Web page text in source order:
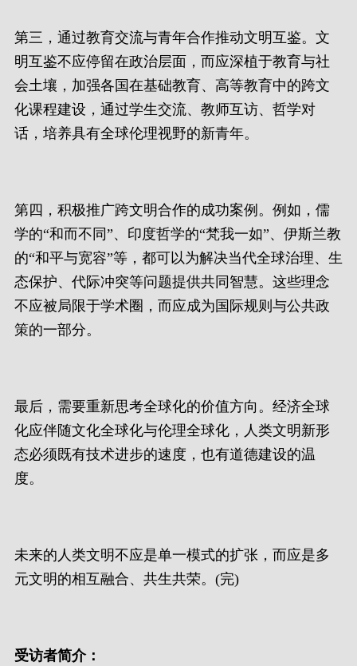
第三，通过教育交流与青年合作推动文明互鉴。文
明互鉴不应停留在政治层面，而应深植于教育与社
会土壤，加强各国在基础教育、高等教育中的跨文
化课程建设，通过学生交流、教师互访、哲学对
话，培养具有全球伦理视野的新青年。
第四，积极推广跨文明合作的成功案例。例如，儒
学的“和而不同”、印度哲学的“梵我一如”、伊斯兰教
的“和平与宽容”等，都可以为解决当代全球治理、生
态保护、代际冲突等问题提供共同智慧。这些理念
不应被局限于学术圈，而应成为国际规则与公共政
策的一部分。
最后，需要重新思考全球化的价值方向。经济全球
化应伴随文化全球化与伦理全球化，人类文明新形
态必须既有技术进步的速度，也有道德建设的温
度。
未来的人类文明不应是单一模式的扩张，而应是多
元文明的相互融合、共生共荣。(完)
受访者简介：